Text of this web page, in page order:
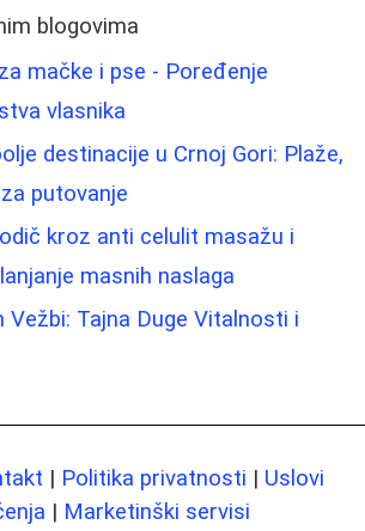
blogovima
mačke i pse - Poređenje
vlasnika
destinacije u Crnoj Gori: Plaže,
putovanje
kroz anti celulit masažu i
masnih naslaga
Vežbi: Tajna Duge Vitalnosti i
| Politika privatnosti | Uslovi
| Marketinški servisi